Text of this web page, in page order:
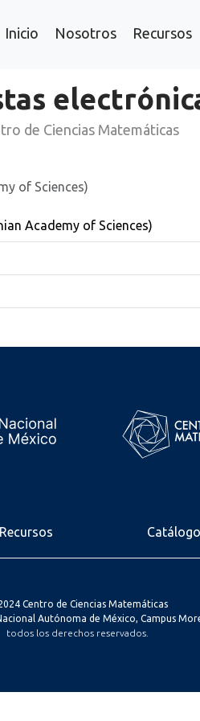
Inicio Nosotros Recursos
de Ciencias Matemáticas
of Sciences)
Academy of Sciences)
Recursos
Centro de Ciencias Matemáticas
Autónoma de México, Campus
todos los derechos reservados.